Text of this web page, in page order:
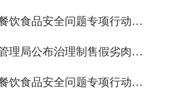
天门市治理网络餐饮食品安全问题专项行动典型案例（四）
天门市市场监督管理局公布治理制售假劣肉制品问题专项行动典型案例（第一期）
天门市治理网络餐饮食品安全问题专项行动典型案例（三）